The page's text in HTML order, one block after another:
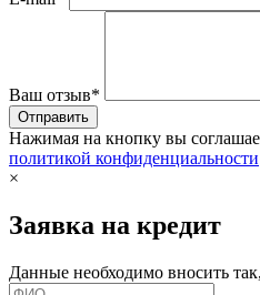
Ваш отзыв*
Нажимая на кнопку вы
политикой конфиденциальности
×
Заявка на кредит
Данные необходимо вносить